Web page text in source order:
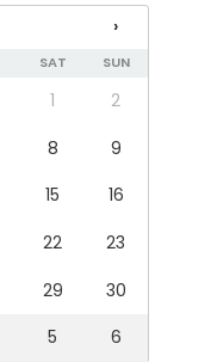
›
SAT SUN
1
2
8
9
15
16
22
23
29
30
5 6